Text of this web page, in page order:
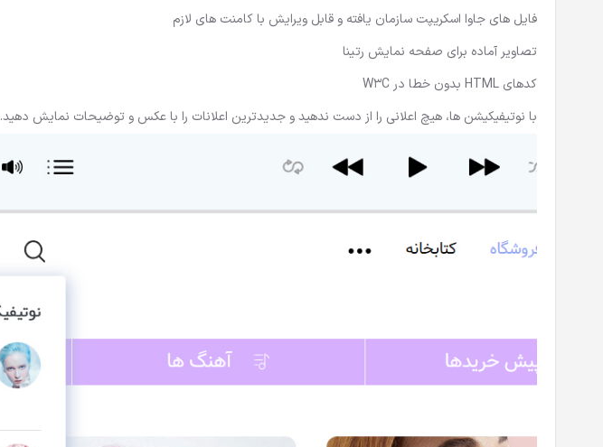
فایل های جاوا اسکریپت سازمان یافته و قابل ویرایش با کامنت های لازم
تصاویر آماده برای صفحه نمایش رتینا
کدهای HTML بدون خطا در W3C
با نوتیفیکیشن ها، هیچ اعلانی را از دست ندهید و جدیدترین اعلانات را با عکس و توضیحات نمایش دهید.